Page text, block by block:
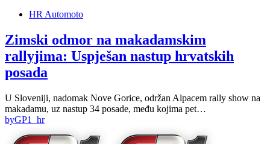
HR Automoto
Zimski odmor na makadamskim
rallyjima: Uspješan nastup hrvatskih
posada
U Sloveniji, nadomak Nove Gorice, održan Alpacem rally show na
makadamu, uz nastup 34 posade, među kojima pet…
byGP1_hr